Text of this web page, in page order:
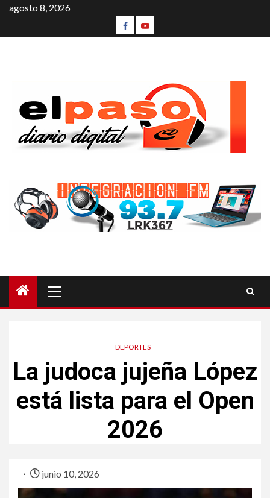
agosto 8, 2026
DEPORTES
La judoca jujeña López
está lista para el Open
2026
junio 10, 2026